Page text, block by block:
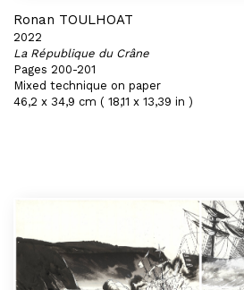
Ronan TOULHOAT
2022
La République du Crâne
Pages 200-201
Mixed technique on paper
46,2 x 34,9 cm ( 18,11 x 13,39 in )